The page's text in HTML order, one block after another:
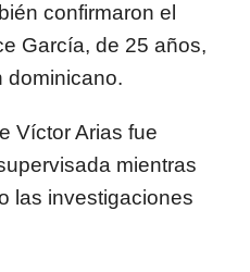
confirmaron el
García, de 25 años,
dominicano.
Víctor Arias fue
mientras
las investigaciones